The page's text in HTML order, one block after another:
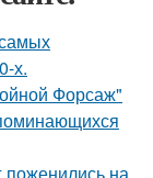
х.
Форсаж"
на